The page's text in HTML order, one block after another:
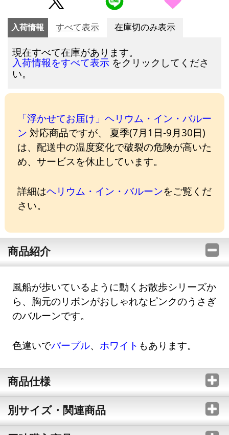
入荷情報 すべて表示 在庫切のみ表示
現在すべて在庫があります。
入荷情報をすべて表示 をクリックしてくださ
い。
「浮かせてお届け」ヘリウム・イン・バルー
ン 対応商品ですが、 夏季(7月1日-9月30日)
は、配送中の温度変化で破裂の危険が高いた
め、サービスを休止しています。
詳細はヘリウム・イン・バルーンをご覧くだ
さい。
商品紹介
風船が歩いているように動くお散歩シリーズか
ら、胸元のリボンがおしゃれなピンクのうさぎ
のバルーンです。
色違いでパープル、 ホワイト もあります。
商品仕様
別サイズ・関連商品